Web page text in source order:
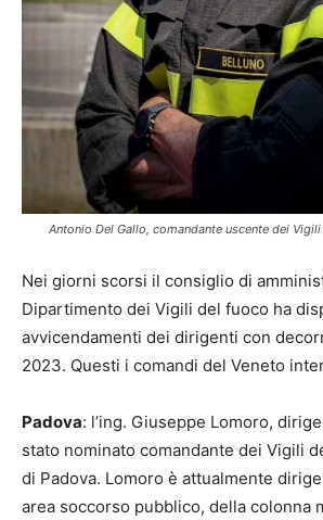
Antonio Del Gallo, comandante uscente dei
Nei giorni scorsi il consiglio di
Dipartimento dei Vigili del fuoco ha
avvicendamenti dei dirigenti con
2023. Questi i comandi del Veneto
Padova: l’ing. Giuseppe Lomoro,
stato nominato comandante dei Vigili
di Padova. Lomoro è attualmente
area soccorso pubblico, della colonna